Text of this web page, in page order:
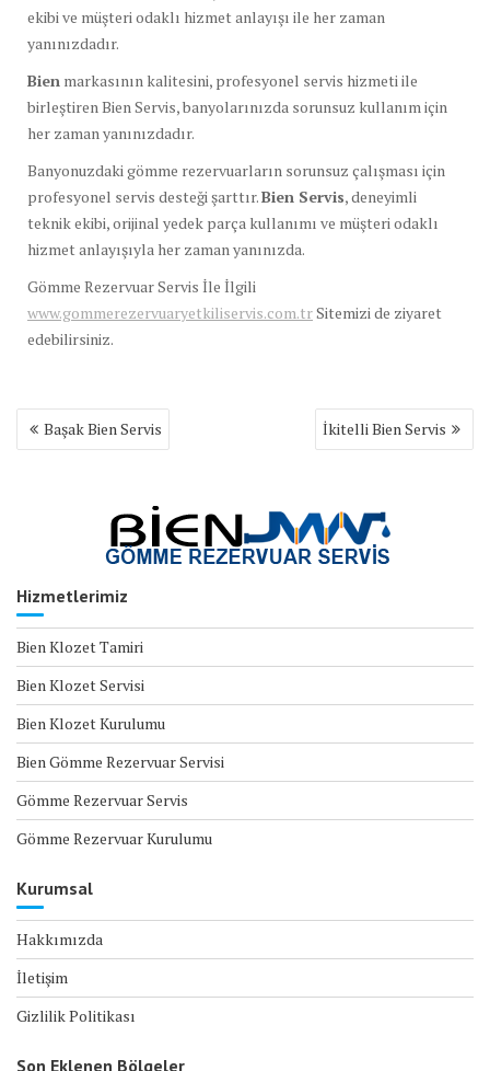
ekibi ve müşteri odaklı hizmet anlayışı ile her zaman
yanınızdadır.
Bien markasının kalitesini, profesyonel servis hizmeti ile
birleştiren Bien Servis, banyolarınızda sorunsuz kullanım için
her zaman yanınızdadır.
Banyonuzdaki gömme rezervuarların sorunsuz çalışması için
profesyonel servis desteği şarttır.Bien Servis, deneyimli
teknik ekibi, orijinal yedek parça kullanımı ve müşteri odaklı
hizmet anlayışıyla her zaman yanınızda.
Gömme Rezervuar Servis İle İlgili
www.gommerezervuaryetkiliservis.com.trSitemizi de ziyaret
edebilirsiniz.
Yazı
gezinmesi
Başak Bien Servis İkitelli Bien Servis
Hizmetlerimiz
Bien Klozet Tamiri
Bien Klozet Servisi
Bien Klozet Kurulumu
Bien Gömme Rezervuar Servisi
Gömme Rezervuar Servis
Gömme Rezervuar Kurulumu
Kurumsal
Hakkımızda
İletişim
Gizlilik Politikası
Son Eklenen Bölgeler